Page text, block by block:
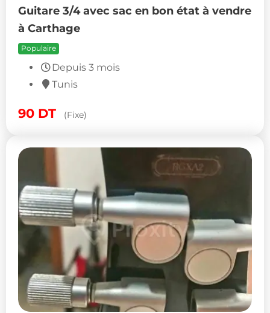
Guitare 3/4 avec sac en bon état à vendre
à Carthage
Populaire
Depuis 3 mois
Tunis
90 DT (Fixe)